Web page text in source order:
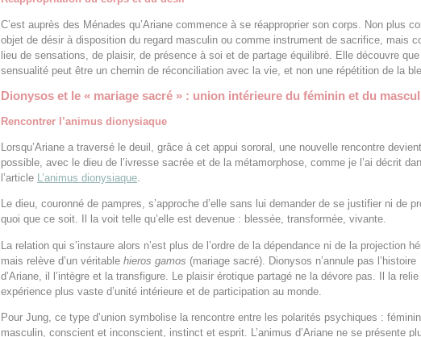
C’est auprès des Ménades qu’Ariane commence à se réapproprier son corps. Non plus
objet de désir à disposition du regard masculin ou comme instrument de sacrifice, mais
lieu de sensations, de plaisir, de présence à soi et de partage équilibré. Elle découvre
sensualité peut être un chemin de réconciliation avec la vie, et non une répétition de la
Dionysos et le « mariage sacré » : union intérieure du féminin et du
Rencontrer l’animus dionysiaque
Lorsqu’Ariane a traversé le deuil, grâce à cet appui sororal, une nouvelle rencontre devient
possible, avec le dieu de l’ivresse sacrée et de la métamorphose, comme je l’ai décrit
l’article L’animus dionysiaque.
Le dieu, couronné de pampres, s’approche d’elle sans lui demander de se justifier ni de
quoi que ce soit. Il la voit telle qu’elle est devenue : blessée, transformée, vivante.
La relation qui s’instaure alors n’est plus de l’ordre de la dépendance ni de la projection
mais relève d’un véritablehieros gamos (mariage sacré). Dionysos n’annule pas l’histoire
d’Ariane, il l’intègre et la transfigure. Le plaisir érotique partagé ne la dévore pas. Il la
expérience plus vaste d’unité intérieure et de participation au monde.
Pour Jung, ce type d’union symbolise la rencontre entre les polarités psychiques :
masculin, conscient et inconscient, instinct et esprit. L’animus d’Ariane ne se présente